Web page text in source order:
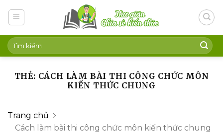
THẺ: CÁCH LÀM BÀI THI CÔNG CHỨC MÔN
KIẾN THỨC CHUNG
Trang chủ
Cách làm bài thi công chức môn kiến thức chung